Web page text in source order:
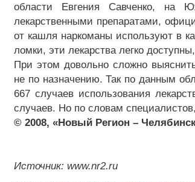
области Евгения Савченко, на
лекарственными препаратами,
от кашля наркоманы используют в
ломки, эти лекарства легко
При этом довольно сложно
не по назначению. Так по данным
667 случаев использования
случаев. Но по словам
© 2008, «Новый Регион –
Источник: www.nr2.ru